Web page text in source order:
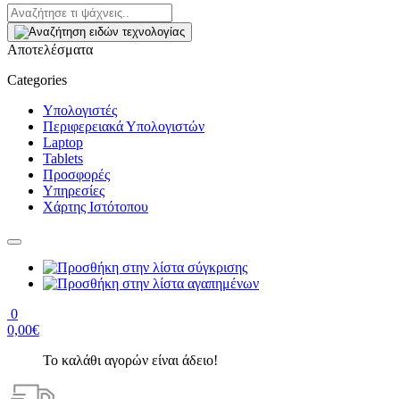
Αποτελέσματα
Categories
Υπολογιστές
Περιφερειακά Υπολογιστών
Laptop
Tablets
Προσφορές
Υπηρεσίες
Χάρτης Ιστότοπου
0
0,00€
Το καλάθι αγορών είναι άδειο!